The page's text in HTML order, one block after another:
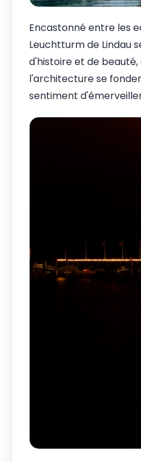
Encastonné entre les
Leuchtturm de Lindau
d'histoire et de
l'architecture se
sentiment